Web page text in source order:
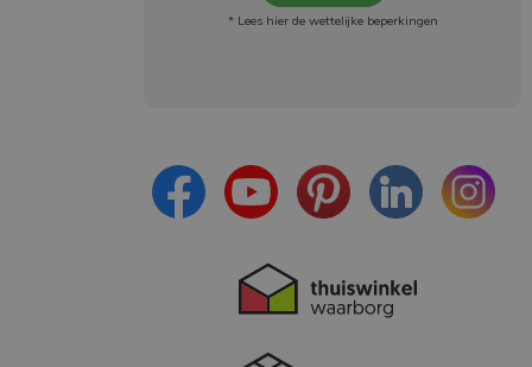
* Lees hier de wettelijke beperkingen